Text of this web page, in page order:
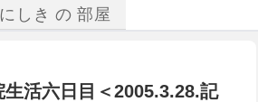
にしき の 部屋
活六日目＜2005.3.28.記